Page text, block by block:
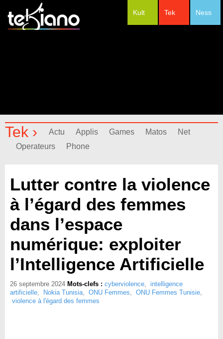
Ness
Tek
Kult
Tek › Actu Applis Games Matos
Net
Operateurs
Phone
Lutter contre la violence
à l’égard des femmes
dans l’espace
numérique: exploiter
l’Intelligence Artificielle
26 septembre 2024 Mots-clefs : cyberviolence, intelligence
artificielle, Nokia Tunisia, ONU Femmes, ONU Femmes Tunisie,
violence à l'égard des femmes